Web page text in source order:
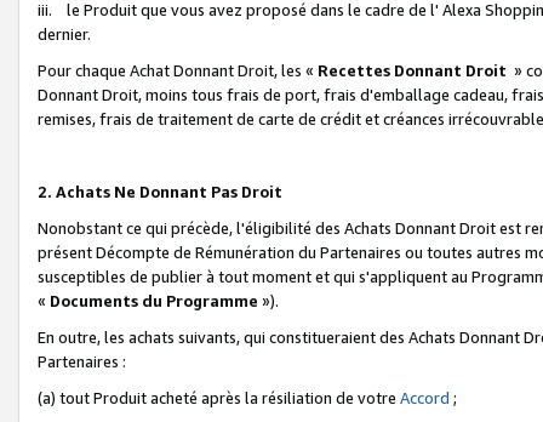
iii. le Produit que vous avez proposé dans le cadre de l' Alexa
dernier.
Pour chaque Achat Donnant Droit, les « Recettes Donnant Droit »
Donnant Droit, moins tous frais de port, frais d'emballage cadeau,
remises, frais de traitement de carte de crédit et créances
2. Achats Ne Donnant Pas Droit
Nonobstant ce qui précède, l'éligibilité des Achats Donnant Droit est
présent Décompte de Rémunération du Partenaires ou toutes autres
susceptibles de publier à tout moment et qui s'appliquent au
« Documents du Programme »).
En outre, les achats suivants, qui constitueraient des Achats Donnant
Partenaires :
(a) tout Produit acheté après la résiliation de votre Accord ;